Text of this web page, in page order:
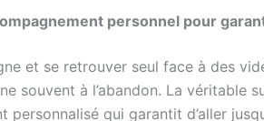
personnel pour
et se retrouver seul face à des
souvent à l’abandon. La véritable
personnalisé qui garantit d’aller